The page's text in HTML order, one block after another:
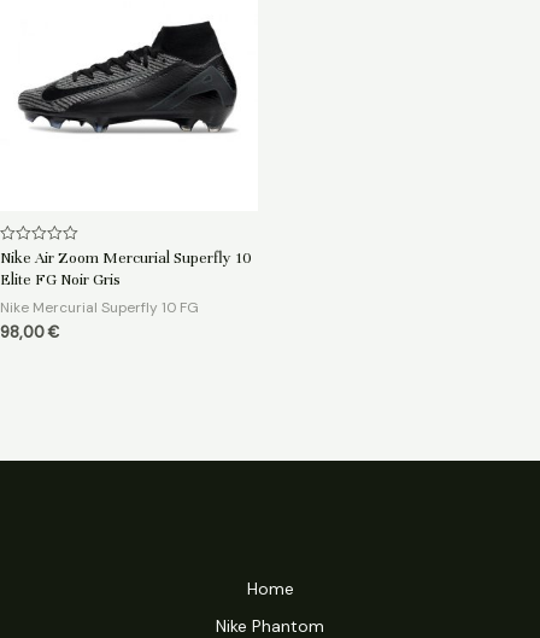
Note
sur
Nike Air Zoom Mercurial Superfly 10
Elite FG Noir Gris
Nike Mercurial Superfly 10 FG
98,00€
Home
Nike Phantom